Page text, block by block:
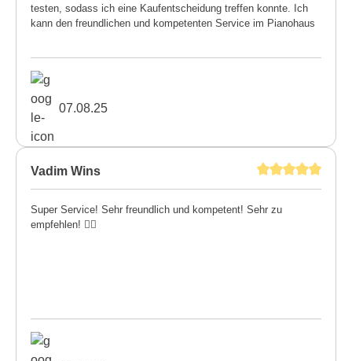
testen, sodass ich eine Kaufentscheidung treffen konnte. Ich
kann den freundlichen und kompetenten Service im Pianohaus
07.08.25
Vadim Wins
Super Service! Sehr freundlich und kompetent! Sehr zu
empfehlen! 👍🏼